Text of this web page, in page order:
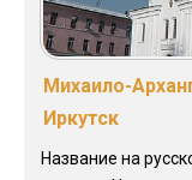
Михаило-
Иркутск
Название на